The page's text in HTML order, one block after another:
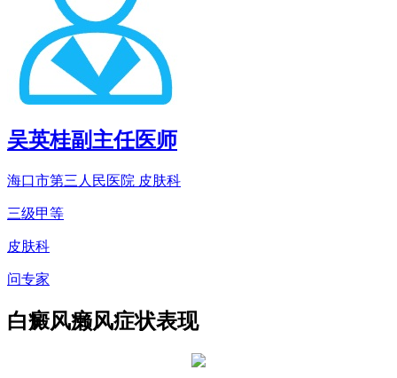
吴英桂副主任医师
海口市第三人民医院 皮肤科
三级甲等
皮肤科
问专家
白癜风癞风症状表现